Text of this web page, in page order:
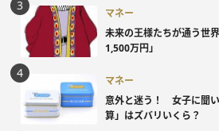
マネー
未来の王様たちが通う世
1,500万円」
マネー
意外と迷う！ 女子に聞
算」はズバリいくら？